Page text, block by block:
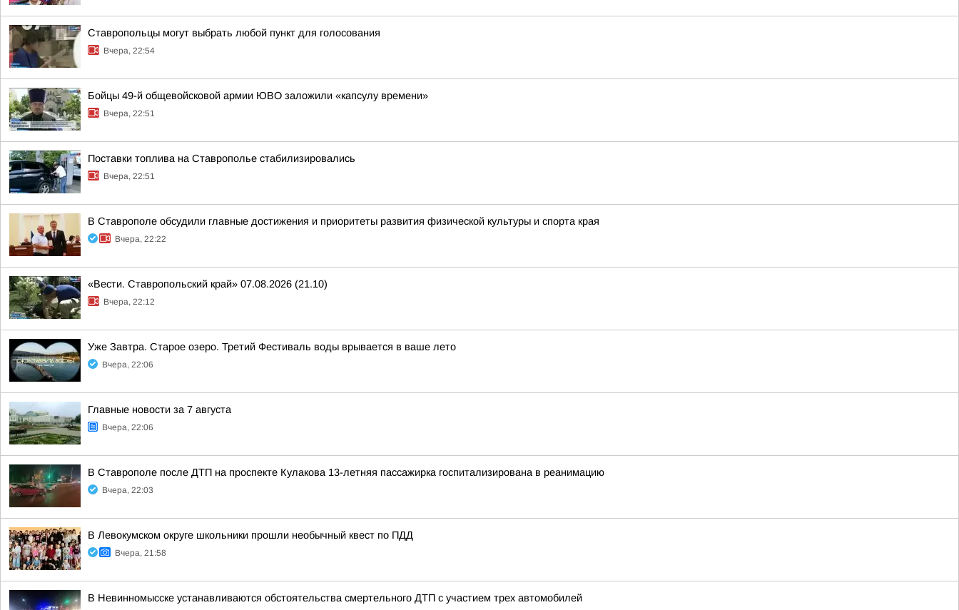
Ставропольцы могут выбрать любой пункт для голосования
Вчера, 22:54
Бойцы 49-й общевойсковой армии ЮВО заложили «капсулу времени»
Вчера, 22:51
Поставки топлива на Ставрополье стабилизировались
Вчера, 22:51
В Ставрополе обсудили главные достижения и приоритеты развития физической культуры и спорта края
Вчера, 22:22
«Вести. Ставропольский край» 07.08.2026 (21.10)
Вчера, 22:12
Уже Завтра. Старое озеро. Третий Фестиваль воды врывается в ваше лето
Вчера, 22:06
Главные новости за 7 августа
Вчера, 22:06
В Ставрополе после ДТП на проспекте Кулакова 13-летняя пассажирка госпитализирована в реанимацию
Вчера, 22:03
В Левокумском округе школьники прошли необычный квест по ПДД
Вчера, 21:58
В Невинномысске устанавливаются обстоятельства смертельного ДТП с участием трех автомобилей